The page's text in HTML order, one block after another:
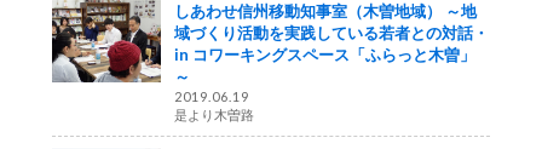
しあわせ信州移動知事室（木曽地域） ～地
域づくり活動を実践している若者との対話・
in コワーキングスペース「ふらっと木曽」
～
2019.06.19
是より木曽路